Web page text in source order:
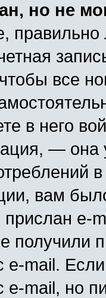
но не
все
в него
—
вам
e-
получили
e-mail.
mail, но